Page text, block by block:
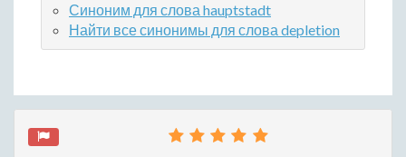
Синоним для слова hauptstadt
Найти все синонимы для слова depletion